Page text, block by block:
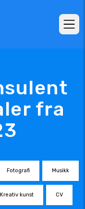
fra
Fotografi Musikk
Kreativ kunst CV